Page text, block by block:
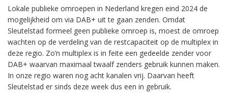
Lokale publieke omroepen in Nederland kregen eind 2024 de
mogelijkheid om via DAB+ uit te gaan zenden. Omdat
Sleutelstad formeel geen publieke omroep is, moest de omroep
wachten op de verdeling van de restcapaciteit op de multiplex in
deze regio. Zo’n multiplex is in feite een gedeelde zender voor
DAB+ waarvan maximaal twaalf zenders gebruik kunnen maken.
In onze regio waren nog acht kanalen vrij. Daarvan heeft
Sleutelstad er sinds deze week dus een in gebruik.